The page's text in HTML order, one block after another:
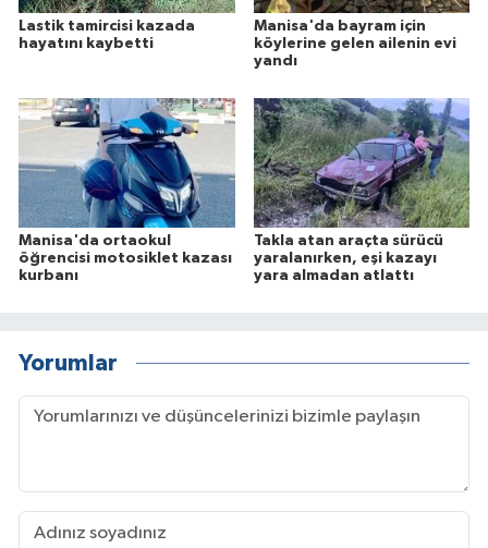
Lastik tamircisi kazada
hayatını kaybetti
Manisa'da bayram için
köylerine gelen ailenin evi
yandı
Manisa'da ortaokul
öğrencisi motosiklet kazası
kurbanı
Takla atan araçta sürücü
yaralanırken, eşi kazayı
yara almadan atlattı
Yorumlar